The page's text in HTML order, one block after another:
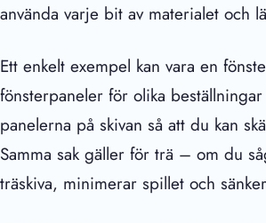
använda varje bit av materialet och
Ett enkelt exempel kan vara en
fönsterpaneler för olika
panelerna på skivan så att du kan
Samma sak gäller för trä – om du
träskiva, minimerar spillet och